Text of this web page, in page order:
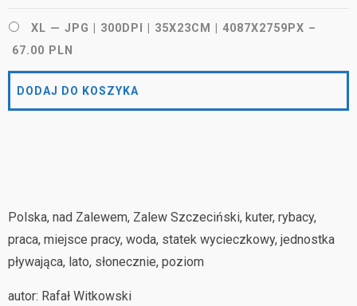
XL — JPG | 300DPI | 35X23CM | 4087X2759PX –
67.00 PLN
DODAJ DO KOSZYKA
Polska, nad Zalewem, Zalew Szczeciński, kuter, rybacy,
praca, miejsce pracy, woda, statek wycieczkowy, jednostka
pływająca, lato, słonecznie, poziom
autor: Rafał Witkowski